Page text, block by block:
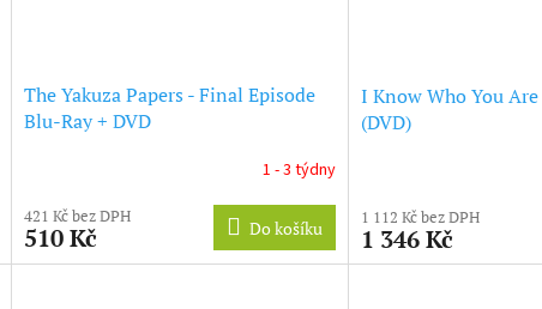
The Yakuza Papers - Final Episode
Blu-Ray + DVD
1 - 3 týdny
421 Kč bez DPH
510 Kč Do košíku
I Know Who You
(DVD)
1 112 Kč bez DPH
1 346 Kč